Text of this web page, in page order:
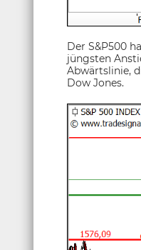
Der S&P500
jüngsten
Abwärtslinie,
Dow Jones.